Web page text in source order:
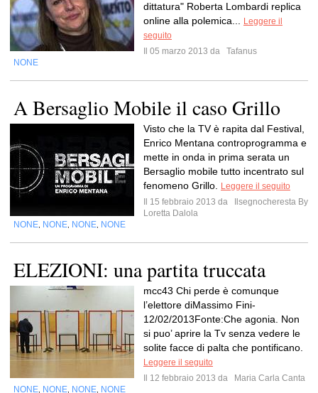
dittatura" Roberta Lombardi replica
online alla polemica...
Leggere il
seguito
Il 05 marzo 2013 da
Tafanus
NONE
A Bersaglio Mobile il caso Grillo
Visto che la TV è rapita dal Festival,
Enrico Mentana controprogramma e
mette in onda in prima serata un
Bersaglio mobile tutto incentrato sul
fenomeno Grillo.
Leggere il seguito
Il 15 febbraio 2013 da
Ilsegnocheresta By
Loretta Dalola
NONE NONE NONE NONE
ELEZIONI: una partita truccata
mcc43 Chi perde è comunque
l’elettore diMassimo Fini-
12/02/2013Fonte:Che agonia. Non
si puo’ aprire la Tv senza vedere le
solite facce di palta che pontificano.
Leggere il seguito
Il 12 febbraio 2013 da
Maria Carla Canta
NONE NONE NONE NONE